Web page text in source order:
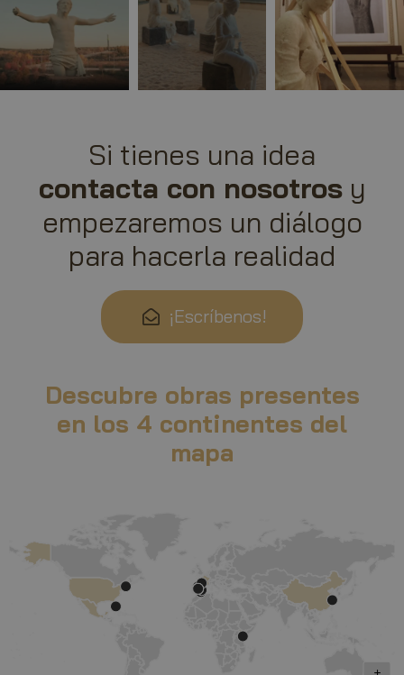
Si tienes una idea
contacta con nosotrosy
empezaremos un diálogo
para hacerla realidad
¡Escríbenos!
Descubre obras presentes
en los 4 continentes del
mapa